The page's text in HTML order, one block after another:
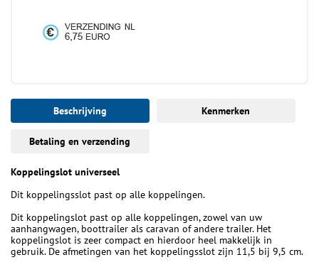
Beschrijving Kenmerken
Betaling en verzending
Koppelingslot universeel
Dit koppelingsslot past op alle koppelingen.
Dit koppelingslot past op alle koppelingen, zowel van uw
aanhangwagen, boottrailer als caravan of andere trailer. Het
koppelingslot is zeer compact en hierdoor heel makkelijk in
gebruik. De afmetingen van het koppelingsslot zijn 11,5 bij 9,5 cm.